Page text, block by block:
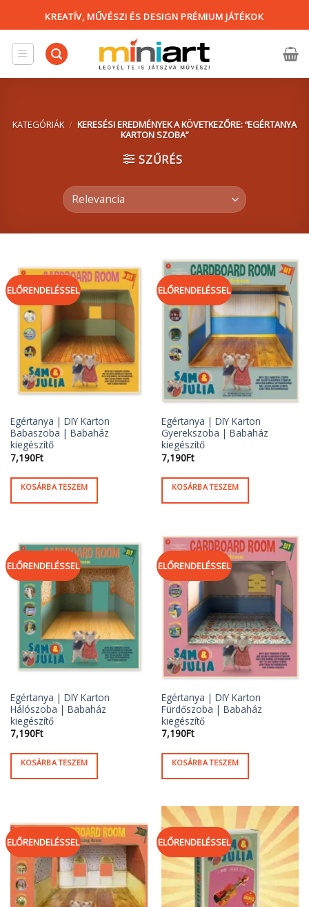
content
KREATÍV, MŰVÉSZI ÉS DESIGN PRÉMIUM JÁTÉKOK
KATEGÓRIÁK / KERESÉSI EREDMÉNYEK A KÖVETKEZŐRE: “EGÉRTANYA
KARTON SZOBA”
SZŰRÉS
ELŐRENDELÉSSEL
Egértanya | DIY Karton
Babaszoba | Babaház
kiegészítő
7,190Ft
KOSÁRBA TESZEM
ELŐRENDELÉSSEL
Egértanya | DIY Karton
Gyerekszoba | Babaház
kiegészítő
7,190Ft
KOSÁRBA TESZEM
ELŐRENDELÉSSEL
Egértanya | DIY Karton
Hálószoba | Babaház
kiegészítő
7,190Ft
KOSÁRBA TESZEM
ELŐRENDELÉSSEL
Egértanya | DIY Karton
Fürdőszoba | Babaház
kiegészítő
7,190Ft
KOSÁRBA TESZEM
ELŐRENDELÉSSEL ELŐRENDELÉSSEL